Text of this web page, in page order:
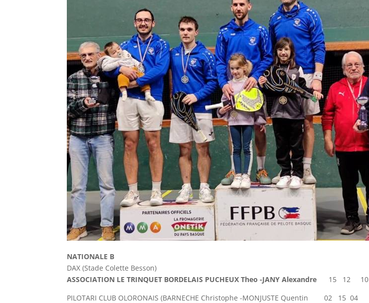
NATIONALE B
DAX (Stade Colette Besson)
ASSOCIATION LE TRINQUET BORDELAIS PUCHEUX Theo -JANY Alexandre 15 12 10
PILOTARI CLUB OLORONAIS (BARNECHE Christophe -MONJUSTE Quentin 02 15 04